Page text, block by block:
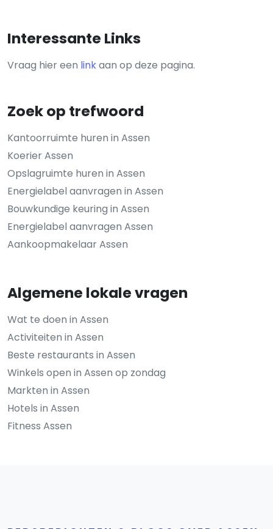
Interessante Links
Vraag hier een linkaan op deze pagina.
Zoek op trefwoord
Kantoorruimte huren in Assen
Koerier Assen
Opslagruimte huren in Assen
Energielabel aanvragen in Assen
Bouwkundige keuring in Assen
Energielabel aanvragen Assen
Aankoopmakelaar Assen
Algemene lokale vragen
Wat te doen in Assen
Activiteiten in Assen
Beste restaurants in Assen
Winkels open in Assen op zondag
Markten in Assen
Hotels in Assen
Fitness Assen